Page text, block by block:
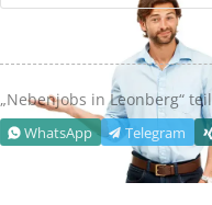
„Nebenjobs inLeonberg“
WhatsApp Telegram